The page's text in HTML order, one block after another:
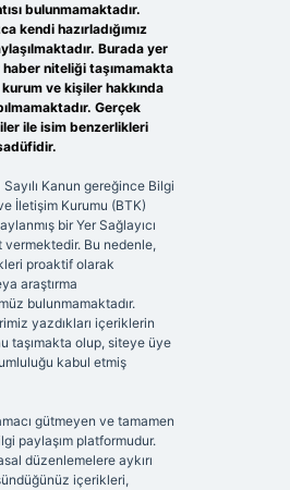
bulunmamaktadır.
kendi hazırladığımız
Burada yer
niteliği taşımamakta
ve kişiler hakkında
Gerçek
ile isim benzerlikleri
Kanun gereğince Bilgi
İletişim Kurumu (BTK)
bir Yer Sağlayıcı
Bu nedenle,
proaktif olarak
araştırma
bulunmamaktadır.
yazdıkları içeriklerin
taşımakta olup, siteye üye
kabul etmiş
gütmeyen ve tamamen
paylaşım platformudur.
düzenlemelere aykırı
içerikleri,